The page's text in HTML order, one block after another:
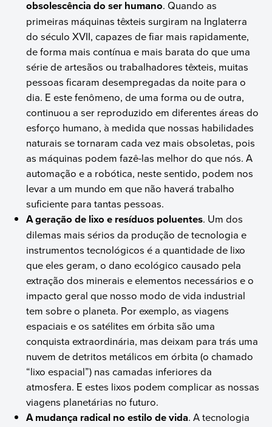
obsolescência do ser humano. Quando as
primeiras máquinas têxteis surgiram na Inglaterra
do século XVII, capazes de fiar mais rapidamente,
de forma mais contínua e mais barata do que uma
série de artesãos ou trabalhadores têxteis, muitas
pessoas ficaram desempregadas da noite para o
dia. E este fenômeno, de uma forma ou de outra,
continuou a ser reproduzido em diferentes áreas do
esforço humano, à medida que nossas habilidades
naturais se tornaram cada vez mais obsoletas, pois
as máquinas podem fazê-las melhor do que nós. A
automação e a robótica, neste sentido, podem nos
levar a um mundo em que não haverá trabalho
suficiente para tantas pessoas.
A geração de lixo e resíduos poluentes. Um dos
dilemas mais sérios da produção de tecnologia e
instrumentos tecnológicos é a quantidade de lixo
que eles geram, o dano ecológico causado pela
extração dos minerais e elementos necessários e o
impacto geral que nosso modo de vida industrial
tem sobre o planeta. Por exemplo, as viagens
espaciais e os satélites em órbita são uma
conquista extraordinária, mas deixam para trás uma
nuvem de detritos metálicos em órbita (o chamado
“lixo espacial”) nas camadas inferiores da
atmosfera. E estes lixos podem complicar as nossas
viagens planetárias no futuro.
A mudança radical no estilo de vida. A tecnologia